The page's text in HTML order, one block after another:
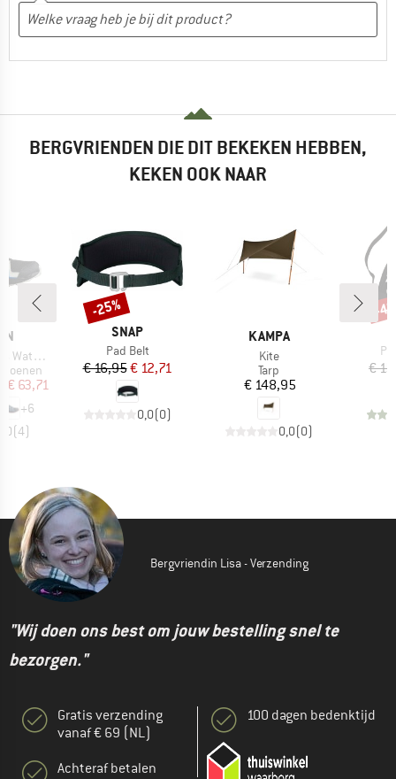
BERGVRIENDEN DIE DIT BEKEKEN HEBBEN,
KEKEN OOK NAAR
prijs
€ 63,71
+6
(4)
MERK
SNAP
Artikel
Pad Belt
Prijs
€ 16,95Verlaagde prijs
€ 12,71
0,0(0)
Korting
-25%
MERK
KAMPA
Artikel
Kite
Productgroep
Tarp
Prijs
€ 148,95
0,0(0)
€
-
Bergvriendin Lisa - Verzending
"Wij doen ons best om jouw bestelling snel te
bezorgen."
Gratis verzending
vanaf € 69 (NL)
Achteraf betalen
100 dagen bedenktijd